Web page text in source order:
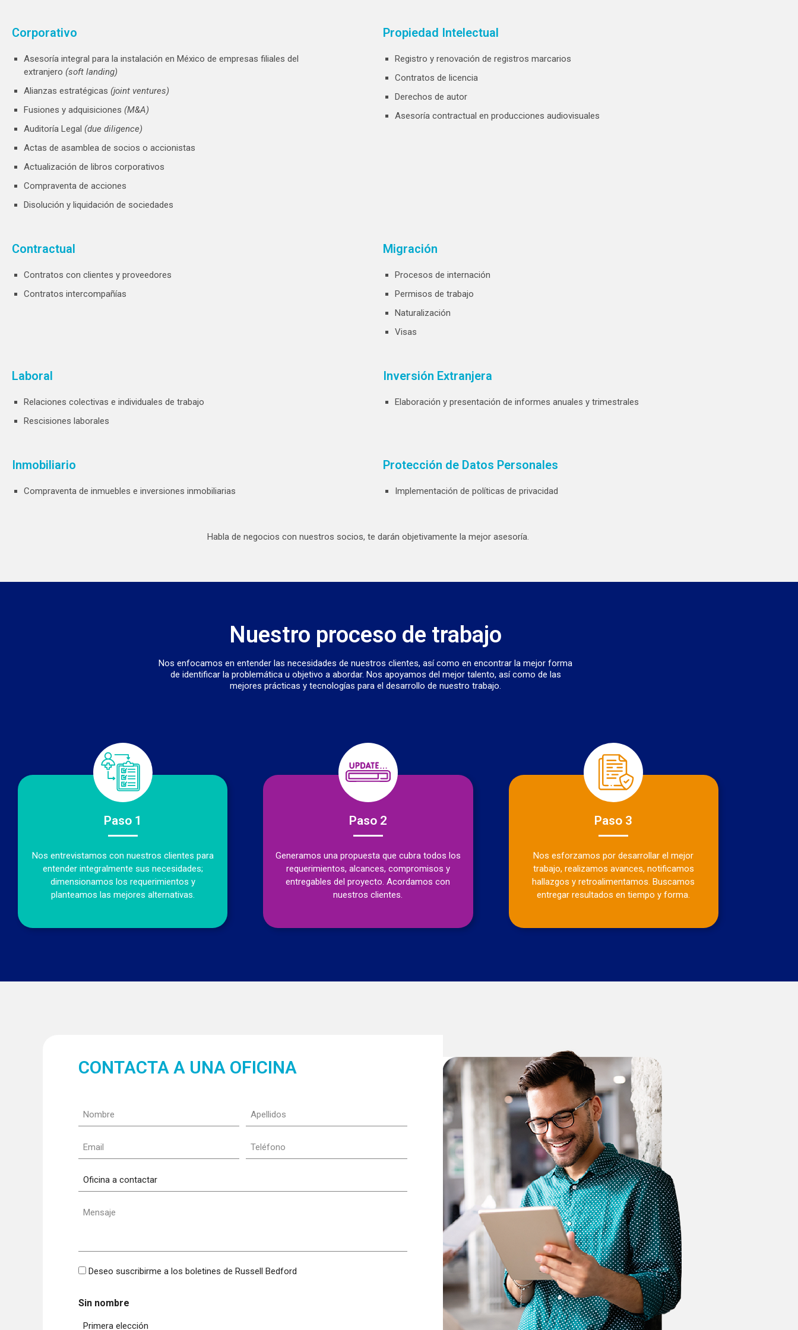
Corporativo
Asesoría integral para la instalación en México de empresas filiales del
extranjero (soft landing)
Alianzas estratégicas (joint ventures)
Fusiones y adquisiciones (M&A)
Auditoría Legal (due diligence)
Actas de asamblea de socios o accionistas
Actualización de libros corporativos ​​​​​​
Compraventa de acciones
Disolución y liquidación de sociedades
Propiedad Intelectual
Registro y renovación de registros marcarios
Contratos de licencia
Derechos de autor
Asesoría contractual en producciones audiovisuales
Contractual
Contratos con clientes y proveedores
Contratos intercompañías
Migración
Procesos de internación
Permisos de trabajo
Naturalización
Visas
Laboral
Relaciones colectivas e individuales de trabajo
Rescisiones laborales
Inversión Extranjera
Elaboración y presentación de informes anuales y trimestrales
Inmobiliario
Compraventa de inmuebles e inversiones inmobiliarias
Protección de Datos Personales
Implementación de políticas de privacidad
Habla de negocios con nuestros socios, te darán objetivamente la mejor asesoría.
Nuestro proceso de trabajo
Nos enfocamos en entender las necesidades de nuestros clientes, así como en encontrar la mejor forma
de identificar la problemática u objetivo a abordar. Nos apoyamos del mejor talento, así como de las
mejores prácticas y tecnologías para el desarrollo de nuestro trabajo.
Paso 1
Nos entrevistamos con nuestros clientes para
entender integralmente sus necesidades;
dimensionamos los requerimientos y
planteamos las mejores alternativas.
Paso 2
Generamos una propuesta que cubra todos los
requerimientos, alcances, compromisos y
entregables del proyecto. Acordamos con
nuestros clientes.
Paso 3
Nos esforzamos por desarrollar el mejor
trabajo, realizamos avances, notificamos
hallazgos y retroalimentamos. Buscamos
entregar resultados en tiempo y forma.
CONTACTA A UNA OFICINA
Nombre Apellidos
(Obligatorio)
Email Teléfono
Oficina
(Obligatorio)
Mensaje
Boletín
Deseo suscribirme a los boletines de Russell Bedford
Sin nombre